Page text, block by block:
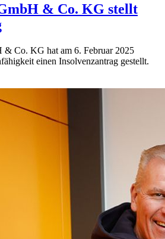
& Co. KG stellt
Co. KG hat am 6. Februar 2025
einen Insolvenzantrag gestellt.